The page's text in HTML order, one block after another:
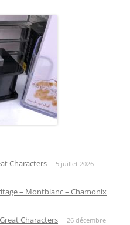
Characters 5 juillet 2026
– Montblanc – Chamonix
Characters
26 décembre